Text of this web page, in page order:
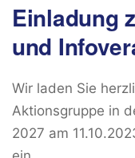
Einladung
und
Wir laden Sie
Aktionsgruppe in
2027 am